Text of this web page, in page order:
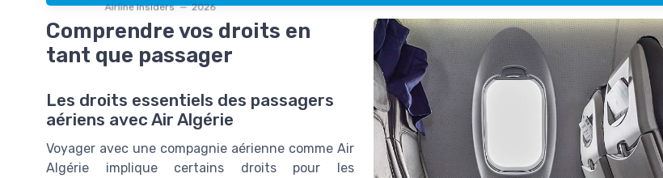
Airline Insiders — 2026
Comprendre vos droits en
tant que passager
Les droits essentiels des passagers
aériens avec Air Algérie
Voyager avec une compagnie aérienne comme Air
Algérie implique certains droits pour les